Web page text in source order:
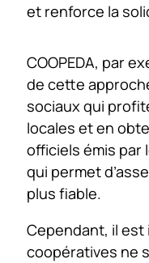
et renforce la
COOPEDA, par
de cette
sociaux qui
locales et en
officiels émis
qui permet
plus fiable.
Cependant, il
coopératives ne